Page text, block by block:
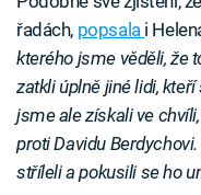
řadách, popsala i
kterého jsme věděli, že
zatkli úplně jiné lidi,
jsme ale získali ve
proti Davidu
stříleli a pokusili se ho